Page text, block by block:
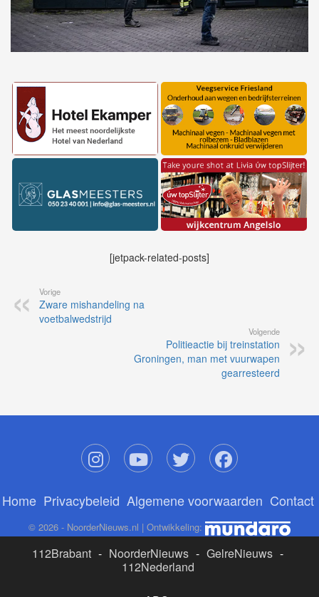
[jetpack-related-posts]
Vorige
Zware mishandeling na
voetbalwedstrijd
Volgende
Politieactie bij treinstation
Groningen, man met vuurwapen
gearresteerd
Home Privacybeleid Algemene voorwaarden Contact
© 2026 - NoorderNieuws.nl | Ontwikkeling:
112Brabant - NoorderNieuws - GelreNieuws -
112Nederland